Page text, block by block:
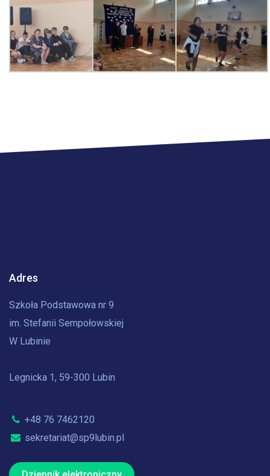
Adres
Szkoła Podstawowa nr 9
im. Stefanii Sempołowskiej
W Lubinie
Legnicka 1, 59-300 Lubin
+48 76 7462120
sekretariat@sp9lubin.pl